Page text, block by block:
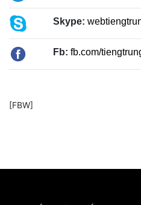
Skype:
Fb: fb.com/
[FBW]